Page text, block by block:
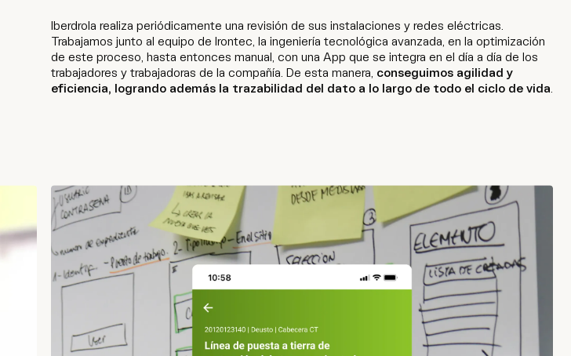
Iberdrola realiza periódicamente una revisión de sus instalaciones y redes eléctricas.
Trabajamos junto al equipo de Irontec, la ingeniería tecnológica avanzada, en la optimización
de este proceso, hasta entonces manual, con una App que se integra en el día a día de los
trabajadores y trabajadoras de la compañía. De esta manera, conseguimos agilidad y
eficiencia, logrando además la trazabilidad del dato a lo largo de todo el ciclo de vida.